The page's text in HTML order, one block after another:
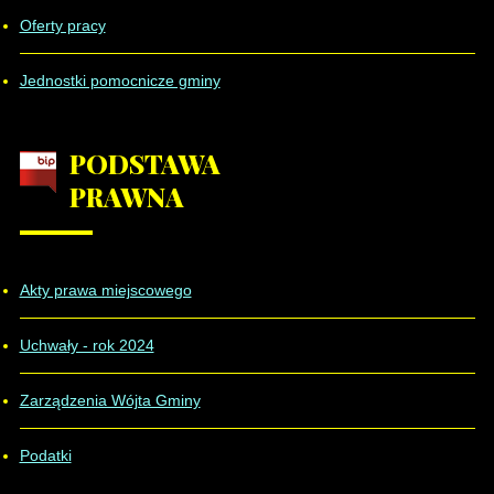
Oferty pracy
Jednostki pomocnicze gminy
PODSTAWA
PRAWNA
Akty prawa miejscowego
Uchwały - rok 2024
Zarządzenia Wójta Gminy
Podatki